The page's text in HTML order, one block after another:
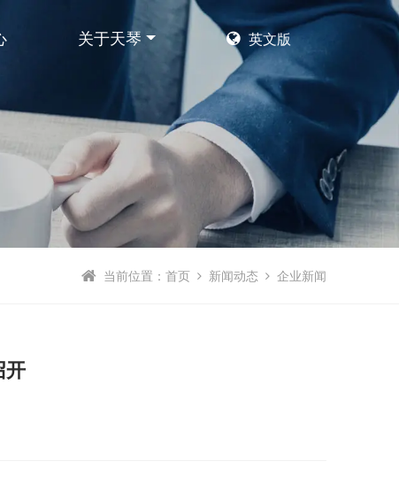
关于天琴 英文版
当前位置： 首页 新闻动态 企业新闻
开